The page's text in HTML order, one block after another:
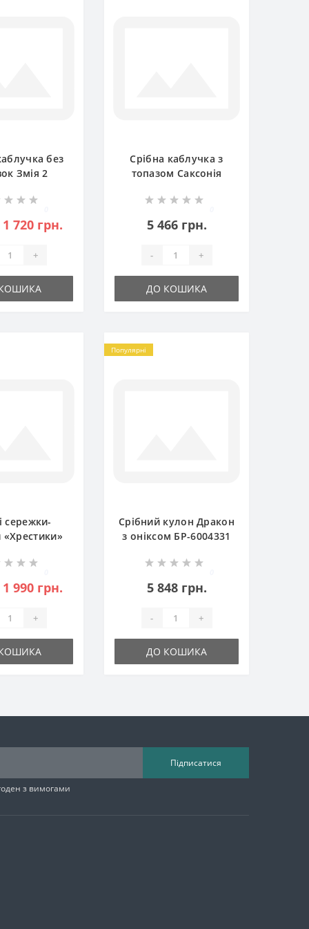
без
Змія 2
1 720 грн.
+
Срібна каблучка з
топазом Саксонія
5 466 грн.
- +
ДО КОШИКА
сережки-
«Хрестики»
1 990 грн.
+
Популярні
Срібний кулон Дракон
з оніксом БР-6004331
5 848 грн.
- +
ДО КОШИКА
Підписатися
з вимогами